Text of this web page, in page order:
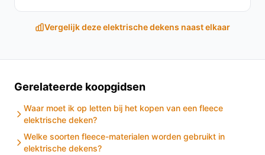
Gebruik de verlichte warmtestanden om in te
wast.
onderdeken is machinewasbaar, controleer
temperatuur en programma.
Bewaar het onderdeken op een droge plek en
Vergelijk deze elektrische dekens naast elkaar
Gerelateerde koopgidsen
Waar moet ik op letten bij het kopen van een fleece
elektrische deken?
Welke soorten fleece-materialen worden gebruikt in
elektrische dekens?